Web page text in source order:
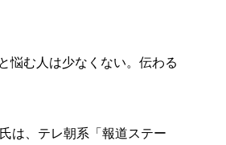
悩む人は少なくない。伝わる
は、テレ朝系「報道ステー